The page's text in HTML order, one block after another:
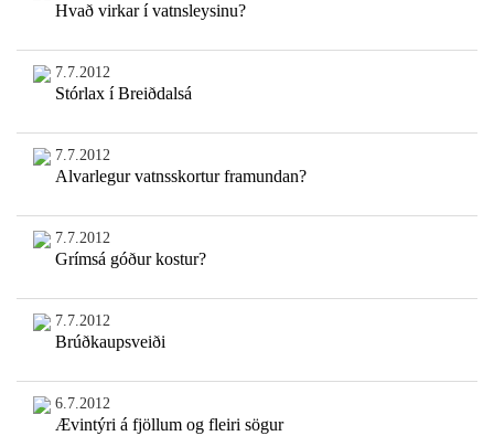
Hvað virkar í vatnsleysinu?
7.7.2012
Stórlax í Breiðdalsá
7.7.2012
Alvarlegur vatnsskortur framundan?
7.7.2012
Grímsá góður kostur?
7.7.2012
Brúðkaupsveiði
6.7.2012
Ævintýri á fjöllum og fleiri sögur